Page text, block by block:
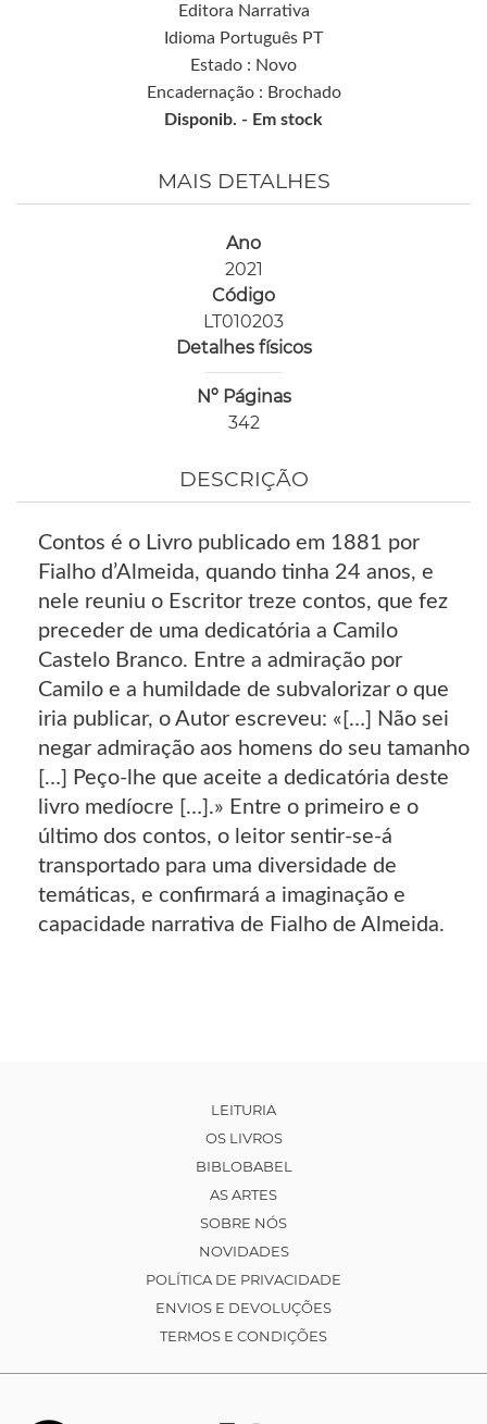
Editora Narrativa
Idioma Português PT
Estado : Novo
Encadernação : Brochado
Disponib. - Em stock
MAIS DETALHES
Ano
2021
Código
LT010203
Detalhes físicos
Nº Páginas
342
DESCRIÇÃO
Contos é o Livro publicado em 1881 por
Fialho d’Almeida, quando tinha 24 anos, e
nele reuniu o Escritor treze contos, que fez
preceder de uma dedicatória a Camilo
Castelo Branco. Entre a admiração por
Camilo e a humildade de subvalorizar o que
iria publicar, o Autor escreveu: «[…] Não sei
negar admiração aos homens do seu tamanho
[…] Peço-lhe que aceite a dedicatória deste
livro medíocre […].» Entre o primeiro e o
último dos contos, o leitor sentir-se-á
transportado para uma diversidade de
temáticas, e confirmará a imaginação e
capacidade narrativa de Fialho de Almeida.
LEITURIA
OS LIVROS
BIBLOBABEL
AS ARTES
SOBRE NÓS
NOVIDADES
POLÍTICA DE PRIVACIDADE
ENVIOS E DEVOLUÇÕES
TERMOS E CONDIÇÕES